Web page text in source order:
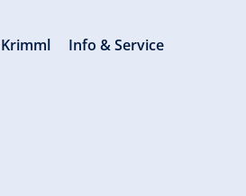
Krimml Info & Service